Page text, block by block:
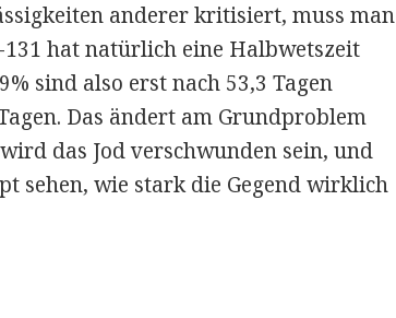
anderer kritisiert, muss man
131 hat natürlich eine Halbwetszeit
sind also erst nach 53,3 Tagen
Das ändert am Grundproblem
das Jod verschwunden sein, und
sehen, wie stark die Gegend wirklich